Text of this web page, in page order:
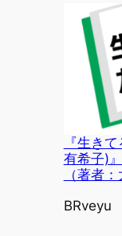
『生き
有希子)
（著者
投稿者
BRveyu